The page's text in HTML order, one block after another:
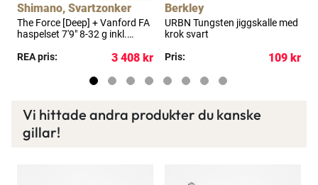
Shimano, Svartzonker
The Force [Deep] + Vanford FA
haspelset 7'9" 8-32 g inkl.
REA pris:
3 408 kr
Berkley
URBN Tungsten jiggskalle med
krok svart
Pris:
109 kr
Vi hittade andra produkter du kanske
gillar!